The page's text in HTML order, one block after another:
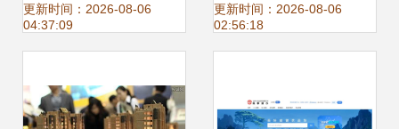
发项目——经典与
区构想
更新时间：2026-08-06
04:37:09
家受此影响吗？
更新时间：2026-08-06
02:56:18